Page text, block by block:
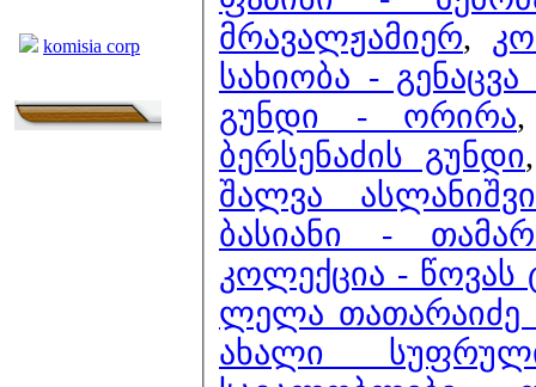
komisia corp
მრავალჟამიერ,
სახიობა -
გუნდი - ორირა
ბერსენაძის გუნდი
შალვა
ბასიანი -
კოლექცია -
ლელა თათარაიძე
ახალი